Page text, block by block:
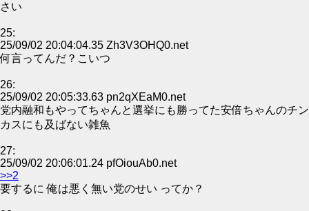
さい
25:
25/09/02 20:04:04.35 Zh3V3OHQ0.net
何言ってんだ？こいつ
26:
25/09/02 20:05:33.63 pn2qXEaM0.net
党内融和もやってちゃんと選挙にも勝ってた安倍ちゃんのチン
カスにも及ばない雑魚
27:
25/09/02 20:06:01.24 pfOiouAb0.net
>>2
要するに 俺は悪く無い党のせい ってか？